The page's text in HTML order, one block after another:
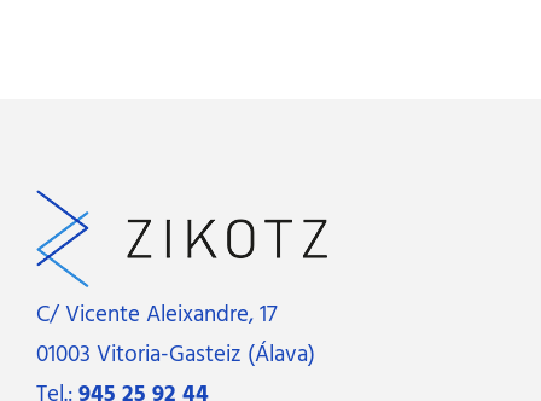
C/ Vicente Aleixandre, 17
01003 Vitoria-Gasteiz (Álava)